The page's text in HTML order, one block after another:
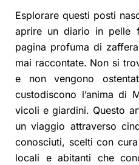
Esplorare questi posti
aprire un diario in pelle
pagina profuma di
mai raccontate. Non si
e non vengono
custodiscono l’anima di
vicoli e giardini. Questo
un viaggio attraverso
conosciuti, scelti con
locali e abitanti che